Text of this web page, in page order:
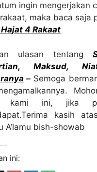
ingin mengerjakan
maka baca saja
4 Rakaat
ulasan tentang
, Maksud,
– Semoga
kami ini, jika
kasih
A’lamu bish-showab
ini: